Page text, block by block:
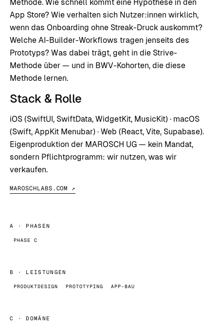
Methode. Wie schnell kommt eine Hypothese in den
App Store? Wie verhalten sich Nutzer:innen wirklich,
wenn das Onboarding ohne Streak-Druck auskommt?
Welche AI-Builder-Workflows tragen jenseits des
Prototyps? Was dabei trägt, geht in die Strive-
Methode über — und in BWV-Kohorten, die diese
Methode lernen.
Stack & Rolle
iOS (SwiftUI, SwiftData, WidgetKit, MusicKit) · macOS
(Swift, AppKit Menubar) · Web (React, Vite, Supabase).
Eigenproduktion der MAROSCH UG — kein Mandat,
sondern Pflichtprogramm: wir nutzen, was wir
verkaufen.
MAROSCHLABS.COM ↗
A · PHASEN
PHASE C
B · LEISTUNGEN
PRODUKTDESIGN PROTOTYPING APP-BAU
C · DOMÄNE